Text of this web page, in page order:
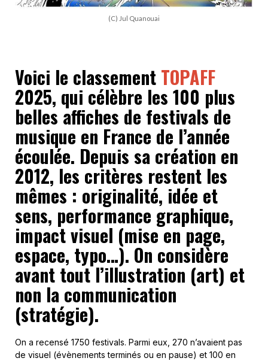
(C) Jul Quanouai
Voici le classement TOPAFF
2025, qui célèbre les 100 plus
belles affiches de festivals de
musique en France de l’année
écoulée. Depuis sa création en
2012, les critères restent les
mêmes : originalité, idée et
sens, performance graphique,
impact visuel (mise en page,
espace, typo…). On considère
avant tout l’illustration (art) et
non la communication
(stratégie).
On a recensé 1750 festivals. Parmi eux, 270 n’avaient pas
de visuel (évènements terminés ou en pause) et 100 en